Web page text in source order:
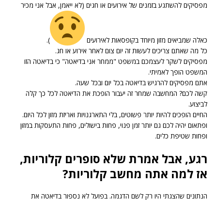
מפסיקים להשתגע בזמנים של אירועים או חגים (לא ייאמן, אבל אני מכיר
כאלה שמביאים מזון מיוחד בקופסאות לאירועים
).
כל מה שאתם צריכים לעשות זה יום צום לאחר אירוע או חג.
מפסיקים לשקר לעצמכם במשפט "ממחר אני בדיאטה" כי בדיאטה הזו
המשפט הופך לאמיתי.
אתם מפסיקים להרגיש בדיאטה בכל יום ובכל שעה.
קשה לכם? המחשבה שמחר זה יעבור הופכת את הדיאטה לכל כך קלה
לביצוע.
החיים הופכים להיות יותר פשוטים, בלי התארגנויות ואריזת מזון לכל היום.
ופתאום יהיה לכם גם יותר זמן פנוי, פחות בישולים, פחות התעסקות במזון
ופחות שטיפת כלים.
רגע, אבל אמרת שלא סופרים קלוריות,
אז למה אתה מחשב קלוריות?
הנתונים שהצגתי היו רק לשם הדגמה. בפועל לא נספור בדיאטה את